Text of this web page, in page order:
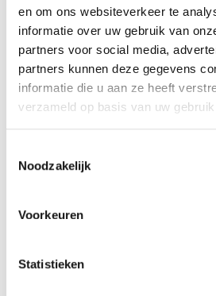
en om ons websiteverkeer te
informatie over uw gebruik van
partners voor social media,
partners kunnen deze gegevens
informatie die u aan ze heeft
verzameld op basis van uw
Noodzakelijk
Voorkeuren
Statistieken
waardoor je eenperfect beeldkrijgt
toekomstige woning eruit kan zien.